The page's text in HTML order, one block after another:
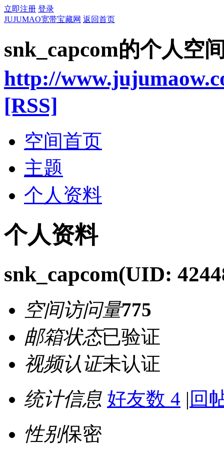
立即注册 登录
JUJUMAO宽带宝藏网 返回首页
snk_capcom的个人空
http://
[RSS]
空间首页
主题
个人资料
个人资料
snk_capcom(UID:
空间访问量775
邮箱状态已验证
视频认证未认证
统计信息 好友数 4 | 回
性别保密